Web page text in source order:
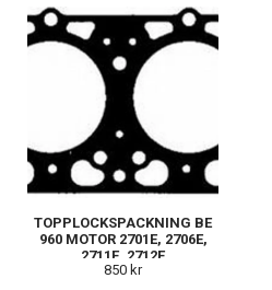
TOPPLOCKSPACKNING BE
960 MOTOR 2701E, 2706E,
2711E, 2712E
850 kr